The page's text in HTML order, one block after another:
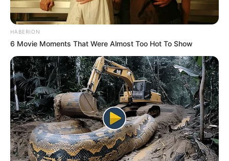
HABERION
6 Movie Moments That Were Almost Too Hot To Show